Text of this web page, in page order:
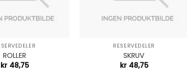
ROLLER
kr48,75
RESERVEDELER
SKRUV
kr48,75